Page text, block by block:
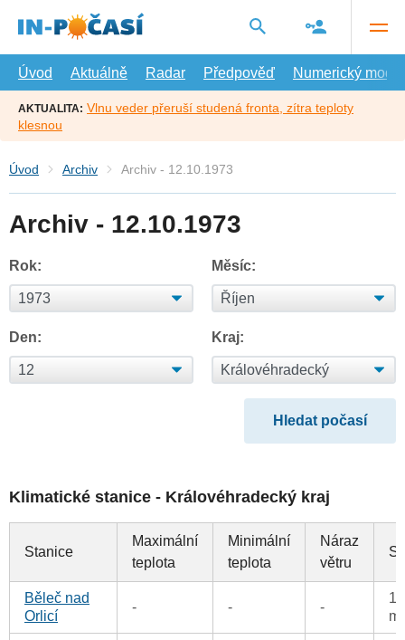
hlavní
Úvod
Aktuálně Radar Předpověď Numerický model
AKTUALITA: Vlnu veder přeruší studená fronta, zítra teploty
klesnou
Úvod Archiv Archiv - 12.10.1973
Archiv - 12.10.1973
Rok: Měsíc:
Den: Kraj:
Klimatické stanice - Královéhradecký kraj
Stanice
Maximální
teplota
Minimální
teplota
Náraz
větru
Běleč nad
Orlicí
- - -